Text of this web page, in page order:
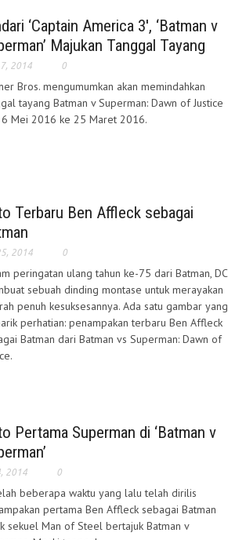
‘Captain America 3′, ‘Batman v
Majukan Tanggal Tayang
2014 0
Bros. mengumumkan akan memindahkan
tayang Batman v Superman: Dawn of Justice
Mei 2016 ke 25 Maret 2016.
Terbaru Ben Affleck sebagai
2014 0
peringatan ulang tahun ke-75 dari Batman, DC
sebuah dinding montase untuk merayakan
penuh kesuksesannya. Ada satu gambar yang
perhatian: penampakan terbaru Ben Affleck
Batman dari Batman vs Superman: Dawn of
Pertama Superman di ‘Batman v
2014 0
beberapa waktu yang lalu telah dirilis
pertama Ben Affleck sebagai Batman
sekuel Man of Steel bertajuk Batman v